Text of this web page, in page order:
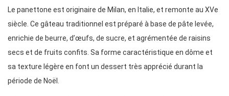
Le panettone est originaire de Milan, en Italie, et remonte au XVe
siècle. Ce gâteau traditionnel est préparé à base de pâte levée,
enrichie de beurre, d’œufs, de sucre, et agrémentée de raisins
secs et de fruits confits. Sa forme caractéristique en dôme et
sa texture légère en font un dessert très apprécié durant la
période de Noël.